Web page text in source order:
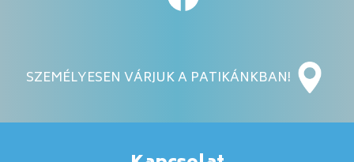
SZEMÉLYESEN VÁRJUK A PATIKÁNKBAN!